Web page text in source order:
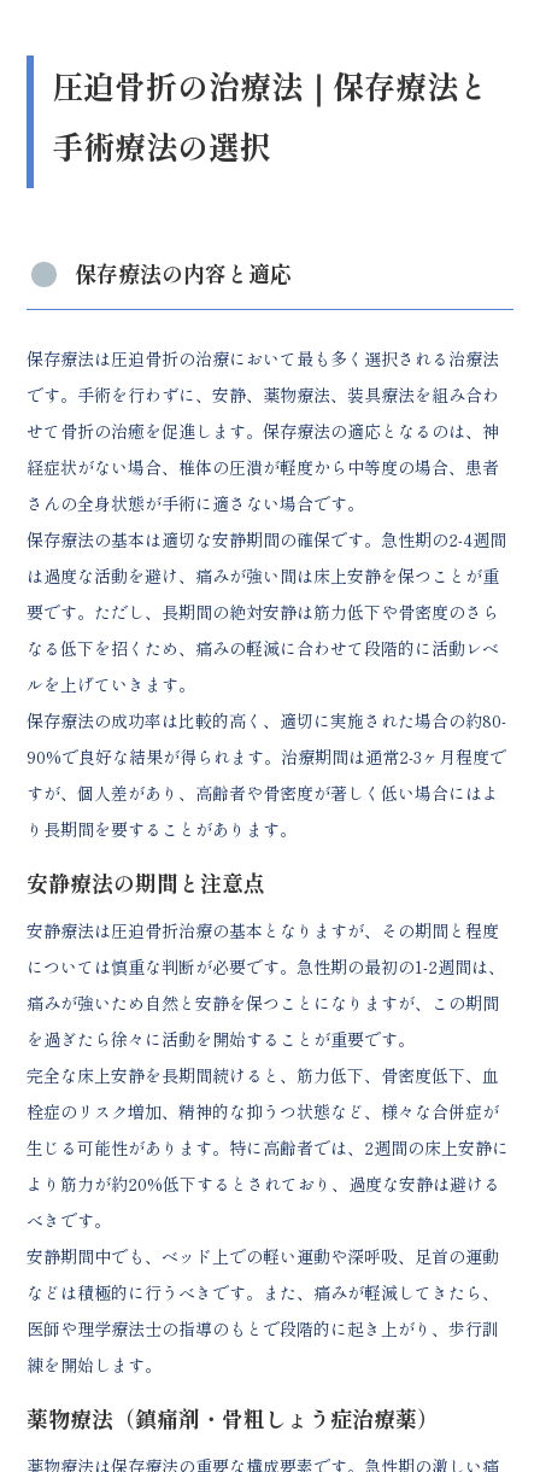
圧迫骨折の治療法｜保存療法と
手術療法の選択
保存療法の内容と適応
保存療法は圧迫骨折の治療において最も多く選択される治療法
です。手術を行わずに、安静、薬物療法、装具療法を組み合わ
せて骨折の治癒を促進します。保存療法の適応となるのは、神
経症状がない場合、椎体の圧潰が軽度から中等度の場合、患者
さんの全身状態が手術に適さない場合です。
保存療法の基本は適切な安静期間の確保です。急性期の2-4週間
は過度な活動を避け、痛みが強い間は床上安静を保つことが重
要です。ただし、長期間の絶対安静は筋力低下や骨密度のさら
なる低下を招くため、痛みの軽減に合わせて段階的に活動レベ
ルを上げていきます。
保存療法の成功率は比較的高く、適切に実施された場合の約80-
90%で良好な結果が得られます。治療期間は通常2-3ヶ月程度で
すが、個人差があり、高齢者や骨密度が著しく低い場合にはよ
り長期間を要することがあります。
安静療法の期間と注意点
安静療法は圧迫骨折治療の基本となりますが、その期間と程度
については慎重な判断が必要です。急性期の最初の1-2週間は、
痛みが強いため自然と安静を保つことになりますが、この期間
を過ぎたら徐々に活動を開始することが重要です。
完全な床上安静を長期間続けると、筋力低下、骨密度低下、血
栓症のリスク増加、精神的な抑うつ状態など、様々な合併症が
生じる可能性があります。特に高齢者では、2週間の床上安静に
より筋力が約20%低下するとされており、過度な安静は避ける
べきです。
安静期間中でも、ベッド上での軽い運動や深呼吸、足首の運動
などは積極的に行うべきです。また、痛みが軽減してきたら、
医師や理学療法士の指導のもとで段階的に起き上がり、歩行訓
練を開始します。
薬物療法（鎮痛剤・骨粗しょう症治療薬）
薬物療法は保存療法の重要な構成要素です。急性期の激しい痛